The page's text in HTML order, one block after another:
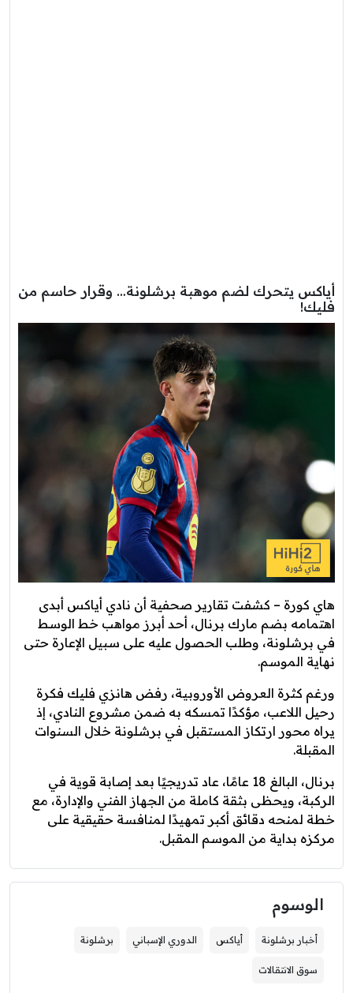
أياكس يتحرك لضم موهبة برشلونة… وقرار حاسم من
فليك!
هاي كورة – كشفت تقارير صحفية أن نادي أياكس أبدى
اهتمامه بضم مارك برنال، أحد أبرز مواهب خط الوسط
في برشلونة، وطلب الحصول عليه على سبيل الإعارة حتى
نهاية الموسم.
ورغم كثرة العروض الأوروبية، رفض هانزي فليك فكرة
رحيل اللاعب، مؤكدًا تمسكه به ضمن مشروع النادي، إذ
يراه محور ارتكاز المستقبل في برشلونة خلال السنوات
المقبلة.
برنال، البالغ 18 عامًا، عاد تدريجيًا بعد إصابة قوية في
الركبة، ويحظى بثقة كاملة من الجهاز الفني والإدارة، مع
خطة لمنحه دقائق أكبر تمهيدًا لمنافسة حقيقية على
مركزه بداية من الموسم المقبل.
الوسوم
أخبار برشلونة أياكس الدوري الإسباني برشلونة
سوق الانتقالات